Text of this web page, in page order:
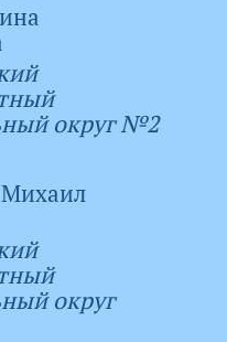
округ №2
округ